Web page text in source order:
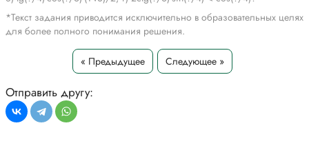
*Текст задания приводится исключительно в образовательных целях
для более полного понимания решения.
« Предыдущее Следующее »
Отправить другу: